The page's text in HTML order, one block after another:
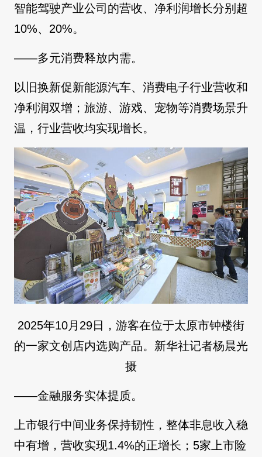
智能驾驶产业公司的营收、净利润增长分别超
10%、20%。
——多元消费释放内需。
以旧换新促新能源汽车、消费电子行业营收和
净利润双增；旅游、游戏、宠物等消费场景升
温，行业营收均实现增长。
2025年10月29日，游客在位于太原市钟楼街
的一家文创店内选购产品。新华社记者杨晨光
摄
——金融服务实体提质。
上市银行中间业务保持韧性，整体非息收入稳
中有增，营收实现1.4%的正增长；5家上市险